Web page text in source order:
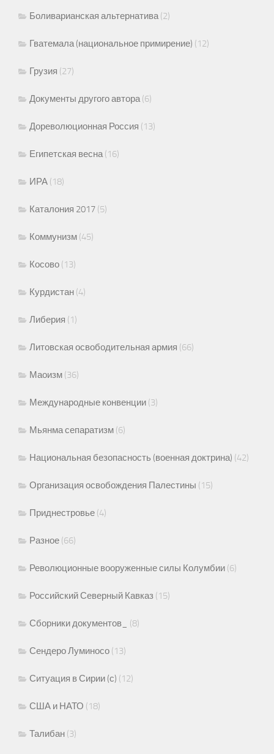
Боливарианская альтернатива(2)
Гватемала (национальное примирение) (12)
Грузия (27)
Документы другого автора(6)
Дореволюционная Россия (13)
Египетская весна(16)
ИРА (18)
Каталония 2017 (5)
Коммунизм (45)
Косово (13)
Курдистан (4)
Либерия (1)
Литовская освободительная армия (66)
Маоизм (36)
Международные конвенции (3)
Мьянма сепаратизм (6)
Национальная безопасность (военная доктрина) (42)
Организация освобождения Палестины (15)
Приднестровье (4)
Разное (66)
Революционные вооруженные силы Колумбии (6)
Российский Северный Кавказ (15)
Сборники документов_ (8)
Сендеро Луминосо (13)
Ситуация в Сирии (с) (12)
США и НАТО (18)
Талибан (3)